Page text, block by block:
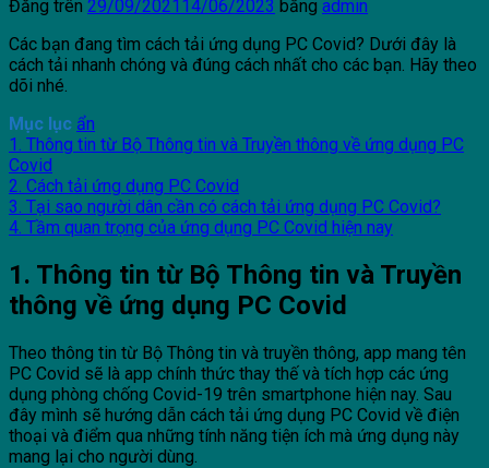
Đăng trên 29/09/2021 14/06/2023 bằng admin
Các bạn đang tìm cách tải ứng dụng PC Covid? Dưới đây là
cách tải nhanh chóng và đúng cách nhất cho các bạn. Hãy theo
dõi nhé.
Mục lục ẩn
1. Thông tin từ Bộ Thông tin và Truyền thông về ứng dụng PC
Covid
2. Cách tải ứng dụng PC Covid
3. Tại sao người dân cần có cách tải ứng dụng PC Covid?
4. Tầm quan trọng của ứng dụng PC Covid hiện nay
1. Thông tin từ Bộ Thông tin và Truyền
thông về ứng dụng PC Covid
Theo thông tin từ Bộ Thông tin và truyền thông, app mang tên
PC Covid sẽ là app chính thức thay thế và tích hợp các ứng
dụng phòng chống Covid-19 trên smartphone hiện nay. Sau
đây mình sẽ hướng dẫn cách tải ứng dụng PC Covid về điện
thoại và điểm qua những tính năng tiện ích mà ứng dụng này
mang lại cho người dùng.